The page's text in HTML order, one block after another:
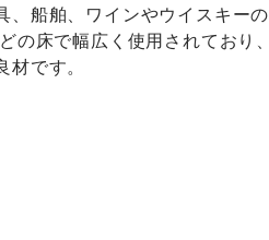
、船舶、ワインやウイスキーの
床で幅広く使用されており、
です。